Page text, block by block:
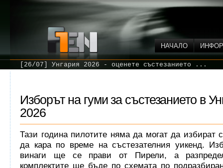
НАЧАЛО
[26/07] Унгария 2026 - оценете състезанието ...
Изборът на гуми за състезанието в
2026
Тази година пилотите няма да могат да избират
да кара по време на състезателния уикенд.
винаги ще се прави от Пирели, а
комплектите ще бъде по схемата по